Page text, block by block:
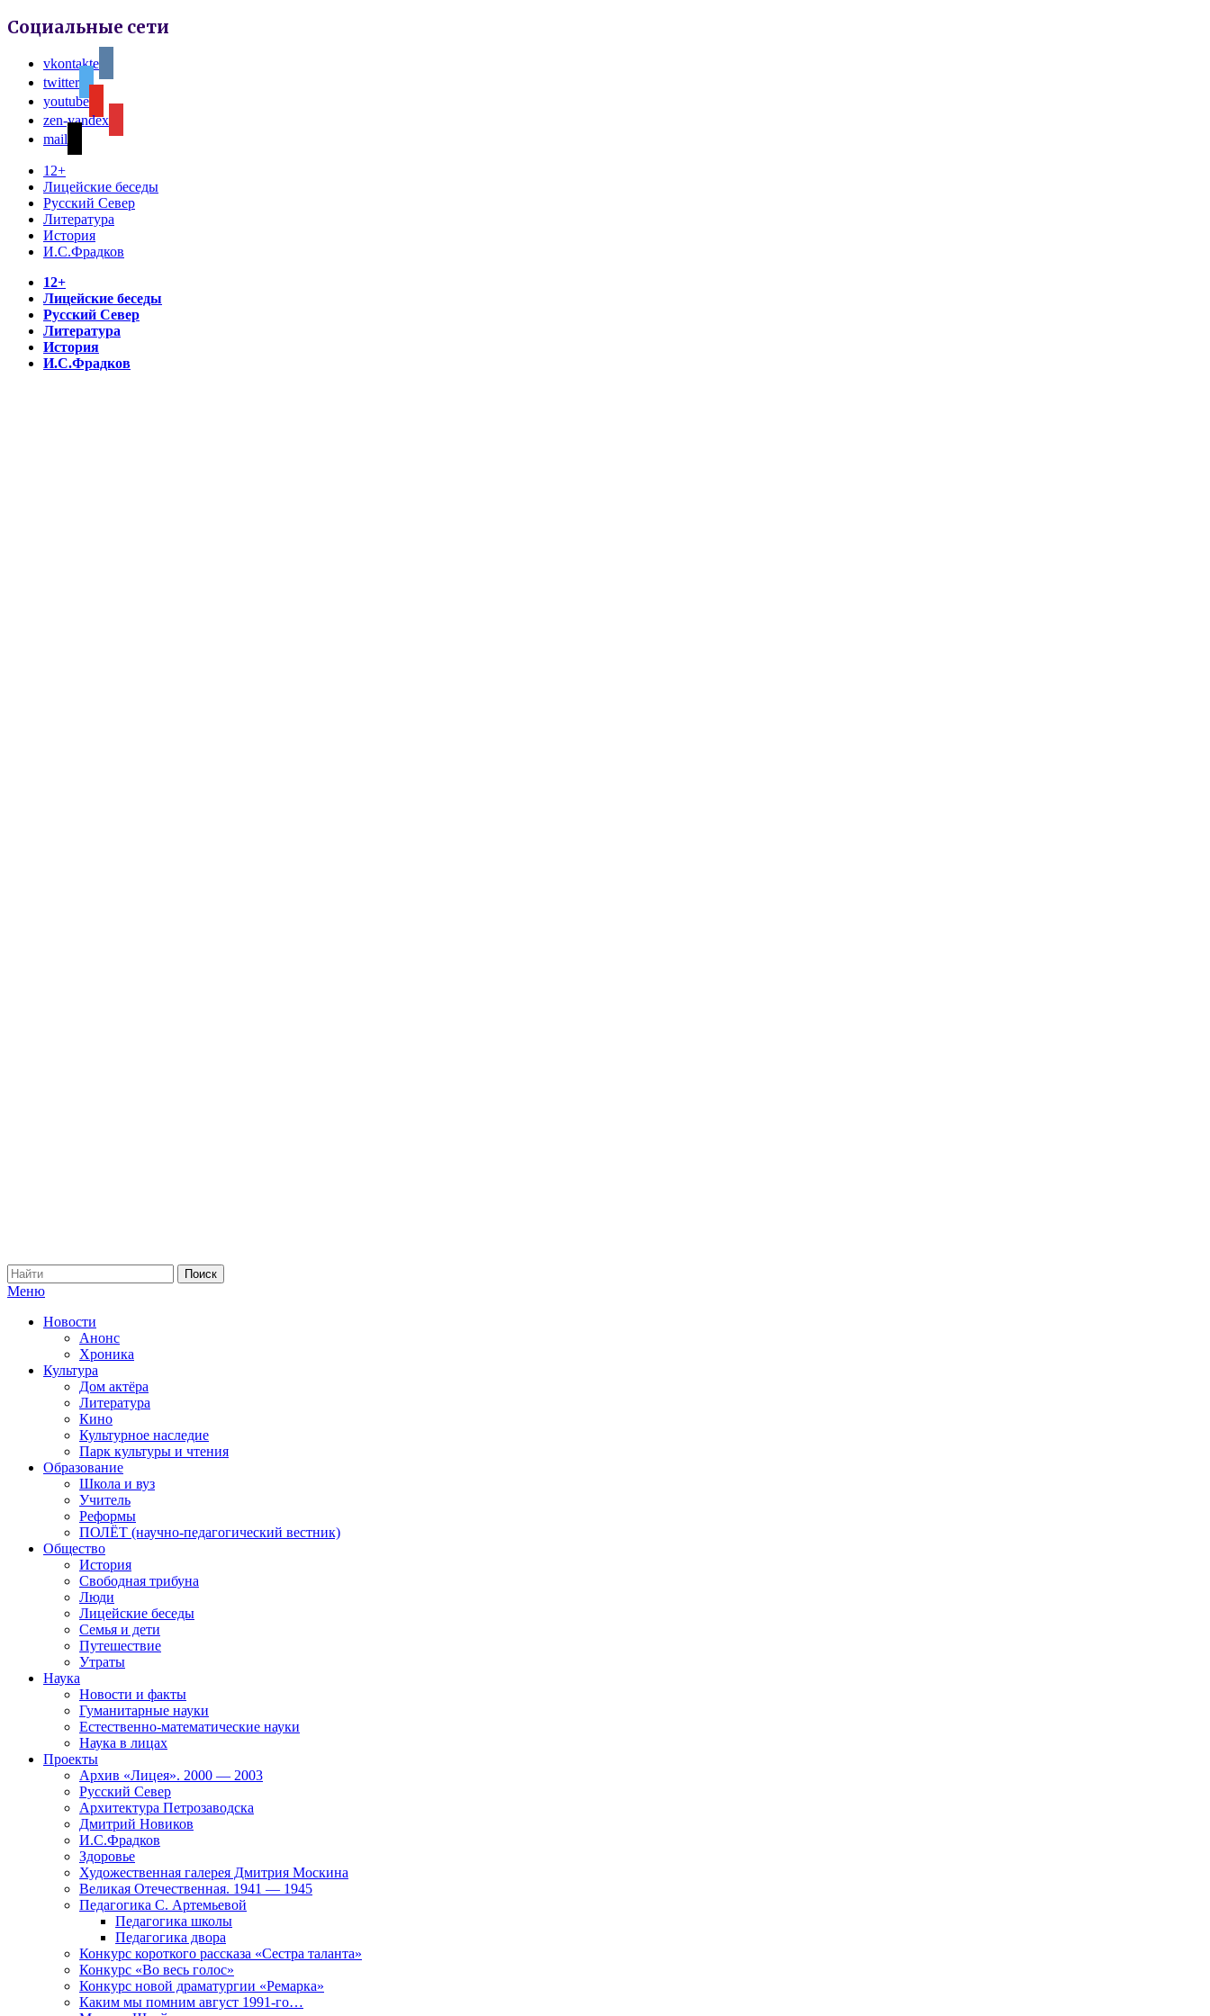
Социальные сети
vkontakte
twitter
youtube
zen-yandex
mail
12+
Лицейские беседы
Русский Север
Литература
История
И.С.Фрадков
12+
Лицейские беседы
Русский Север
Литература
История
И.С.Фрадков
Меню
Новости
Анонс
Хроника
Культура
Дом актёра
Литература
Кино
Культурное наследие
Парк культуры и чтения
Образование
Школа и вуз
Учитель
Реформы
ПОЛЁТ (научно-педагогический вестник)
Общество
История
Свободная трибуна
Люди
Лицейские беседы
Семья и дети
Путешествие
Утраты
Наука
Новости и факты
Гуманитарные науки
Естественно-математические науки
Наука в лицах
Проекты
Архив «Лицея». 2000 — 2003
Русский Север
Архитектура Петрозаводска
Дмитрий Новиков
И.С.Фрадков
Здоровье
Художественная галерея Дмитрия Москина
Великая Отечественная. 1941 — 1945
Педагогика С. Артемьевой
Педагогика школы
Педагогика двора
Конкурс короткого рассказа «Сестра таланта»
Конкурс «Во весь голос»
Конкурс новой драматургии «Ремарка»
Каким мы помним август 1991-го…